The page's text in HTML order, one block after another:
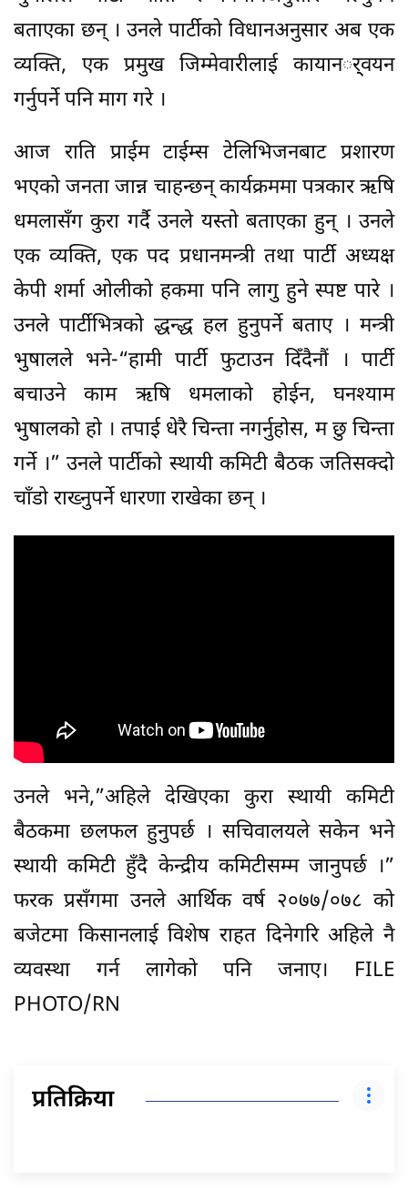
बताएका छन् । उनले पार्टीको विधानअनुसार अब एक
व्यक्ति, एक प्रमुख जिम्मेवारीलाई कायानर््वयन
गर्नुपर्ने पनि माग गरे ।
आज राति प्राईम टाईम्स टेलिभिजनबाट प्रशारण
भएको जनता जान्न चाहन्छन् कार्यक्रममा पत्रकार ऋषि
धमलासँग कुरा गर्दै उनले यस्तो बताएका हुन् । उनले
एक व्यक्ति, एक पद प्रधानमन्त्री तथा पार्टी अध्यक्ष
केपी शर्मा ओलीको हकमा पनि लागु हुने स्पष्ट पारे ।
उनले पार्टीभित्रको द्धन्द्ध हल हुनुपर्ने बताए । मन्त्री
भुषालले भने-“हामी पार्टी फुटाउन दिँदैनौं । पार्टी
बचाउने काम ऋषि धमलाको होईन, घनश्याम
भुषालको हो । तपाई धेरै चिन्ता नगर्नुहोस, म छु चिन्ता
गर्ने ।” उनले पार्टीको स्थायी कमिटी बैठक जतिसक्दो
चाँडो राख्नुपर्ने धारणा राखेका छन् ।
उनले भने,”अहिले देखिएका कुरा स्थायी कमिटी
बैठकमा छलफल हुनुपर्छ । सचिवालयले सकेन भने
स्थायी कमिटी हुँदै केन्द्रीय कमिटीसम्म जानुपर्छ ।”
फरक प्रसँगमा उनले आर्थिक वर्ष २०७७/०७८ को
बजेटमा किसानलाई विशेष राहत दिनेगरि अहिले नै
व्यवस्था गर्न लागेको पनि जनाए। FILE
PHOTO/RN
प्रतिक्रिया